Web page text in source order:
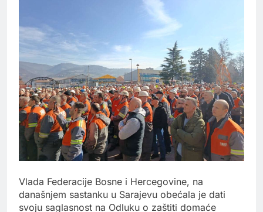
Vlada Federacije Bosne i Hercegovine, na
današnjem sastanku u Sarajevu obećala je dati
svoju saglasnost na Odluku o zaštiti domaće